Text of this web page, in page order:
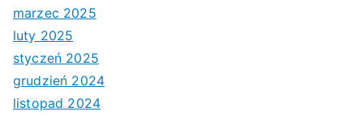
marzec 2025
luty 2025
styczeń 2025
grudzień 2024
listopad 2024